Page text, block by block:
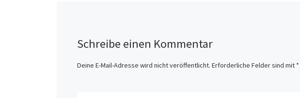
Schreibe einen Kommentar
Deine E-Mail-Adresse wird nicht veröffentlicht. Erforderliche Felder sind mit *